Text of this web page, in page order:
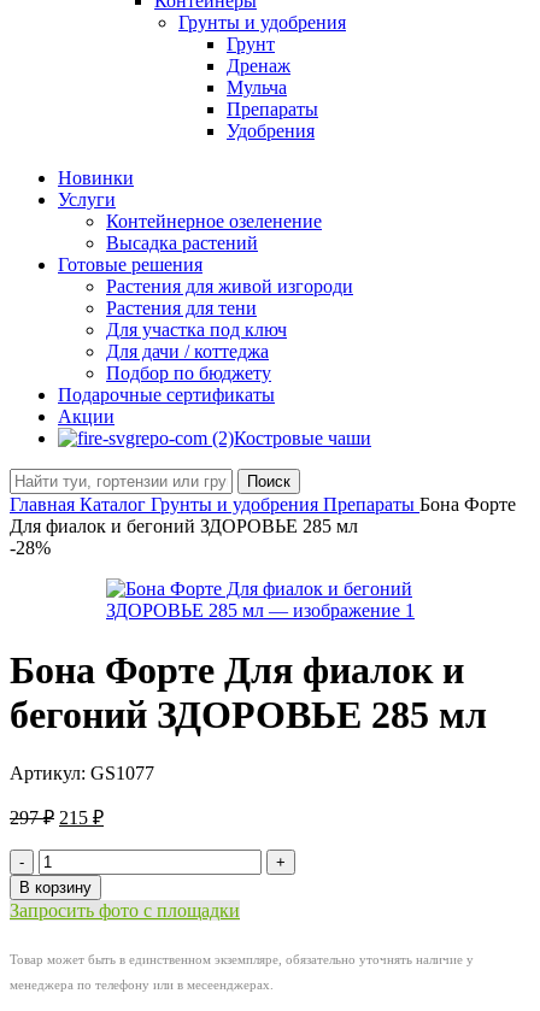
Грунты и удобрения
Грунт
Дренаж
Мульча
Препараты
Удобрения
Новинки
Услуги
Контейнерное озеленение
Высадка растений
Готовые решения
Растения для живой изгороди
Растения для тени
Для участка под ключ
Для дачи / коттеджа
Подбор по бюджету
Подарочные сертификаты
Акции
Костровые чаши
Поиск
Главная Каталог Грунты и удобрения Препараты Бона Форте
Для фиалок и бегоний ЗДОРОВЬЕ 285 мл
-28%
Бона Форте Для фиалок и
бегоний ЗДОРОВЬЕ 285 мл
Артикул: GS1077
297₽ Первоначальная
составляла
297 ₽.
215 ₽Текущая
Количество
товара
Бона
Форте
фиалок
и
В корзину
Запросить фото с площадки
Товар может быть в единственном экземпляре, обязательно уточнять наличие у
менеджера по телефону или в месеенджерах.